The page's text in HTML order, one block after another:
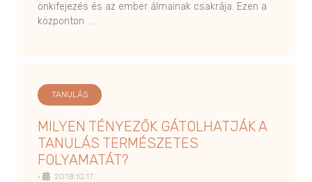
önkifejezés és az ember álmainak csakrája. Ezen a
központon …
TANULÁS
MILYEN TÉNYEZŐK GÁTOLHATJÁK A
TANULÁS TERMÉSZETES
FOLYAMATÁT?
• 2018.10.17.